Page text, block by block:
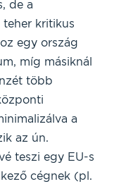
de a
teher kritikus
egy ország
míg másiknál
több
a
az ún.
teszi egy EU-s
cégnek (pl.